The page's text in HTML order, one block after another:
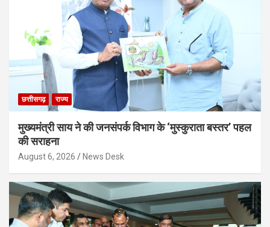
छत्तीसगढ़ राज्य
मुख्यमंत्री साय ने की जनसंपर्क विभाग के ‘मुस्कुराता बस्तर’ पहल
की सराहना
August 6, 2026 News Desk